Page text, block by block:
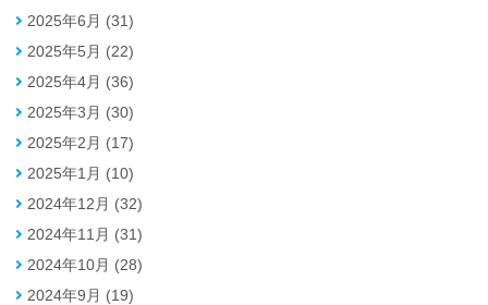
2025年6月 (31)
2025年5月 (22)
2025年4月 (36)
2025年3月 (30)
2025年2月 (17)
2025年1月 (10)
2024年12月 (32)
2024年11月 (31)
2024年10月 (28)
2024年9月 (19)